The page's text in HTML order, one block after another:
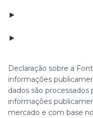
►
►
Declaração sobre a
informações
dados são
informações
mercado e com base